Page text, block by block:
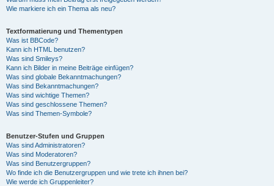
Wie markiere ich ein Thema als neu?
Textformatierung und Thementypen
Was ist BBCode?
Kann ich HTML benutzen?
Was sind Smileys?
Kann ich Bilder in meine Beiträge einfügen?
Was sind globale Bekanntmachungen?
Was sind Bekanntmachungen?
Was sind wichtige Themen?
Was sind geschlossene Themen?
Was sind Themen-Symbole?
Benutzer-Stufen und Gruppen
Was sind Administratoren?
Was sind Moderatoren?
Was sind Benutzergruppen?
Wo finde ich die Benutzergruppen und wie trete ich ihnen bei?
Wie werde ich Gruppenleiter?